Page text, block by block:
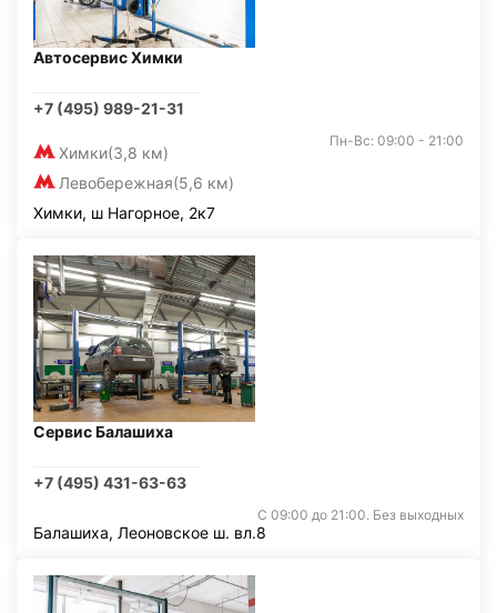
Автосервис Химки
+7 (495) 989-21-31
Химки(3,8 км)
Левобережная(5,6 км)
Пн-Вс: 09:00 - 21:00
Химки, ш Нагорное, 2к7
Сервис Балашиха
+7 (495) 431-63-63
С 09:00 до 21:00. Без выходных
Балашиха, Леоновское ш. вл.8